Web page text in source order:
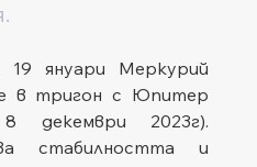
януари Меркурий
в тригон с Юпитер
декември 2023г).
стабилността и